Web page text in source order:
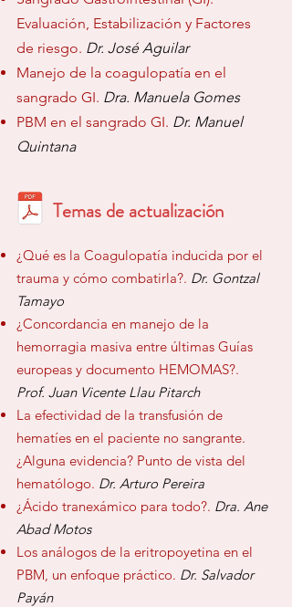
Evaluación, Estabilización y Factores
de riesgo. Dr. José Aguilar
Manejo de la coagulopatía en el
sangrado GI. Dra. Manuela Gomes
PBM en el sangrado GI. Dr. Manuel
Quintana
Temas de actualización
¿Qué es la Coagulopatía inducida por el
trauma y cómo combatirla?. Dr. Gontzal
Tamayo
¿Concordancia en manejo de la
hemorragia masiva entre últimas Guías
europeas y documento HEMOMAS?.
Prof. Juan Vicente Llau Pitarch
La efectividad de la transfusión de
hematíes en el paciente no sangrante.
¿Alguna evidencia? Punto de vista del
hematólogo. Dr. Arturo Pereira
¿Ácido tranexámico para todo?. Dra. Ane
Abad Motos
Los análogos de la eritropoyetina en el
PBM, un enfoque práctico. Dr. Salvador
Payán